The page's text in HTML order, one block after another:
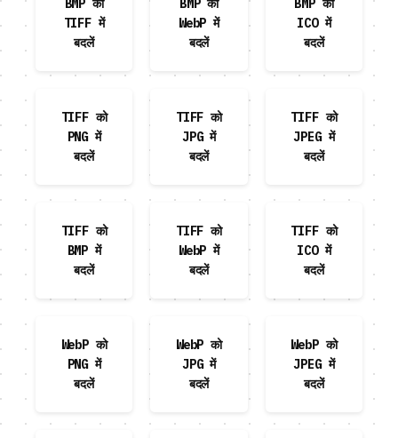
BMP को
TIFF में
बदलें
BMP को
WebP में
बदलें
BMP को
ICO में
बदलें
TIFF को
PNG में
बदलें
TIFF को
JPG में
बदलें
TIFF को
JPEG में
बदलें
TIFF को
BMP में
बदलें
TIFF को
WebP में
बदलें
TIFF को
ICO में
बदलें
WebP को
PNG में
बदलें
WebP को
JPG में
बदलें
WebP को
JPEG में
बदलें